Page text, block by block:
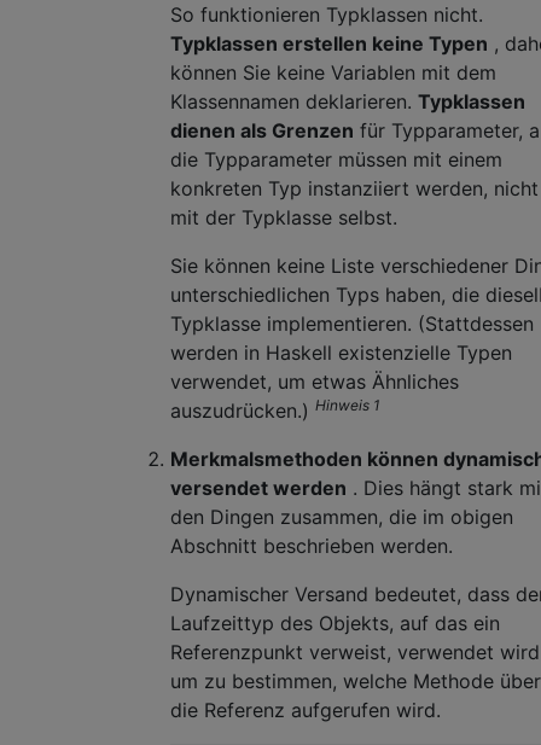
So funktionieren Typklassen nicht.
Typklassen erstellen keine Typen ,
können Sie keine Variablen mit dem
Klassennamen deklarieren. Typklassen
dienen als Grenzen für Typparameter,
die Typparameter müssen mit einem
konkreten Typ instanziiert werden, nicht
mit der Typklasse selbst.
Sie können keine Liste verschiedener
unterschiedlichen Typs haben, die
Typklasse implementieren. (Stattdessen
werden in Haskell existenzielle Typen
verwendet, um etwas Ähnliches
auszudrücken.) Hinweis 1
Merkmalsmethoden können
versendet werden . Dies hängt stark
den Dingen zusammen, die im obigen
Abschnitt beschrieben werden.
Dynamischer Versand bedeutet, dass
Laufzeittyp des Objekts, auf das ein
Referenzpunkt verweist, verwendet
um zu bestimmen, welche Methode über
die Referenz aufgerufen wird.